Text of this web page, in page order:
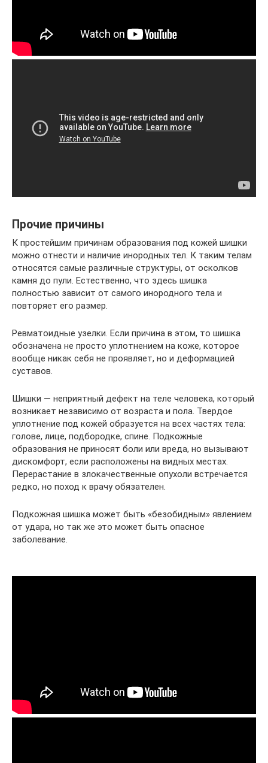
Прочие причины
К простейшим причинам образования под кожей шишки
можно отнести и наличие инородных тел. К таким телам
относятся самые различные структуры, от осколков
камня до пули. Естественно, что здесь шишка
полностью зависит от самого инородного тела и
повторяет его размер.
Ревматоидные узелки. Если причина в этом, то шишка
обозначена не просто уплотнением на коже, которое
вообще никак себя не проявляет, но и деформацией
суставов.
Шишки — неприятный дефект на теле человека, который
возникает независимо от возраста и пола. Твердое
уплотнение под кожей образуется на всех частях тела:
голове, лице, подбородке, спине. Подкожные
образования не приносят боли или вреда, но вызывают
дискомфорт, если расположены на видных местах.
Перерастание в злокачественные опухоли встречается
редко, но поход к врачу обязателен.
Подкожная шишка может быть «безобидным» явлением
от удара, но так же это может быть опасное
заболевание.